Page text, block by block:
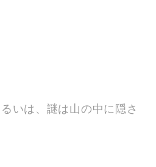
いは、謎は山の中に隠さ